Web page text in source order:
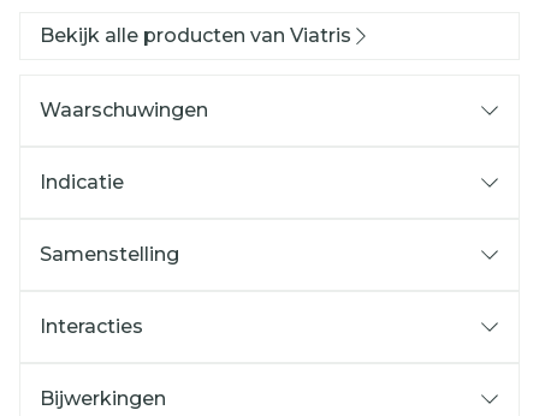
Bekijk alle producten van Viatris
Waarschuwingen
Indicatie
Samenstelling
Interacties
Bijwerkingen